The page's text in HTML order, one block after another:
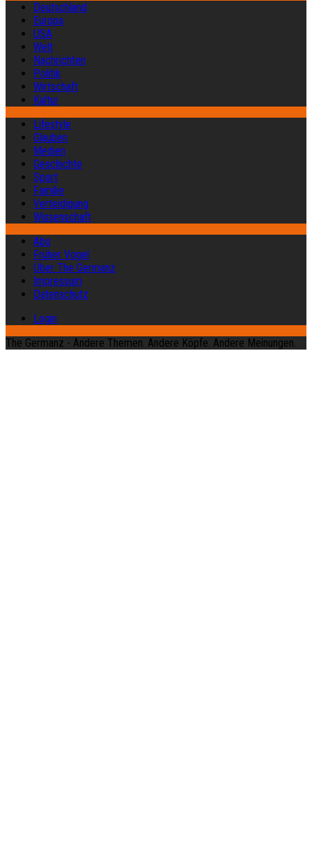
Deutschland
Europa
USA
Welt
Nachrichten
Politik
Wirtschaft
Kultur
Lifestyle
Glauben
Medien
Geschichte
Sport
Familie
Verteidigung
Wissenschaft
Abo
Früher Vogel
Über The Germanz
Impressum
Datenschutz
Login
The Germanz - Andere Themen. Andere Köpfe. Andere Meinungen.